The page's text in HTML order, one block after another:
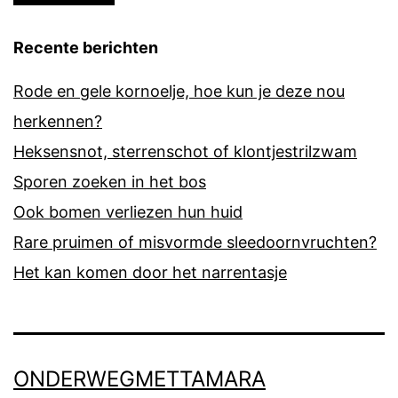
Recente berichten
Rode en gele kornoelje, hoe kun je deze nou
herkennen?
Heksensnot, sterrenschot of klontjestrilzwam
Sporen zoeken in het bos
Ook bomen verliezen hun huid
Rare pruimen of misvormde sleedoornvruchten?
Het kan komen door het narrentasje
ONDERWEGMETTAMARA